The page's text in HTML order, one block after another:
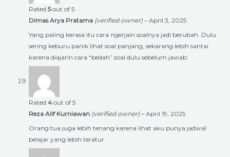
Rated 5out of 5
Dimas Arya Pratama (verified owner) – April 3, 2025
Yang paling kerasa itu cara ngerjain soalnya jadi berubah. Dulu
sering keburu panik lihat soal panjang, sekarang lebih santai
karena diajarin cara “bedah” soal dulu sebelum jawab.
Rated 4 out of 5
Reza Alif Kurniawan (verified owner) – April 19, 2025
Orang tua juga lebih tenang karena lihat aku punya jadwal
belajar yang lebih teratur.